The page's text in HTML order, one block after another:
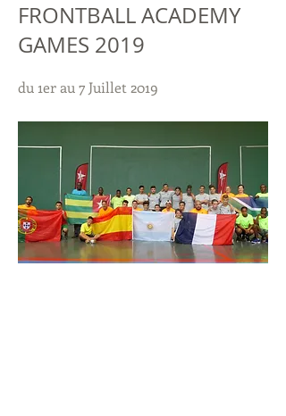
FRONTBALL ACADEMY
GAMES 2019
du 1er au 7 Juillet 2019